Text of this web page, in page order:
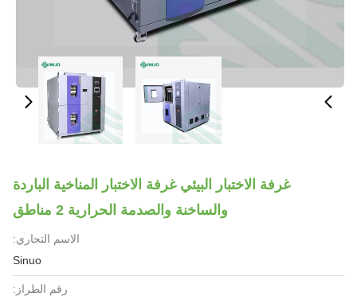
غرفة الاختبار البيئي غرفة الاختبار المناخية الباردة
والساخنة والصدمة الحرارية 2 مناطق
الاسم التجاري:
Sinuo
رقم الطراز: